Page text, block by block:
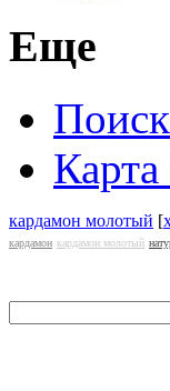
Еще
Поиск
Карта
кардамон молотый [
кардамон кардамон молотый